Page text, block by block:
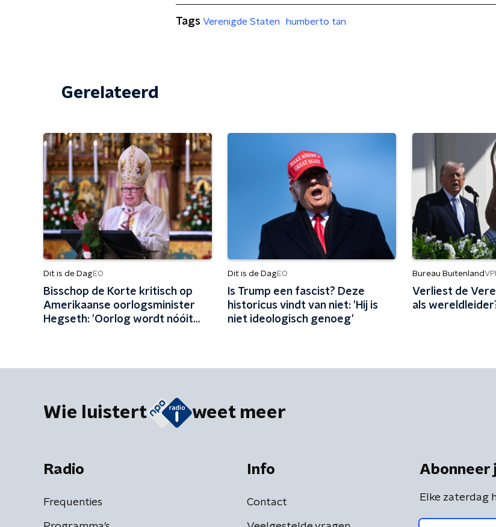
Tags Verenigde Staten humberto tan
Gerelateerd
Dit is de DagEO
Bisschop de Korte kritisch op
Amerikaanse oorlogsminister
Hegseth: 'Oorlog wordt nóóit
Dit is de DagEO
Is Trump een fascist? Deze
historicus vindt van niet: 'Hij is
niet ideologisch genoeg'
Bureau Buitenland
Verliest de
als
Wie luistert weet meer
Radio
Frequenties
Info
Contact
Abonneer
Elke zaterdag